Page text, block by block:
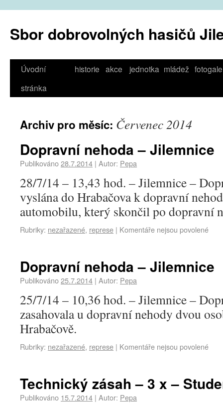
Sbor dobrovolných hasičů
Úvodní
stránka
historie akce jednotka mládež
Archiv pro měsíc: Červenec 2014
Dopravní nehoda – Jilemnice
Publikováno28.7.2014 | Autor: Pepa
28/7/14 – 13,43 hod. – Jilemnice –
vyslána do Hrabačova k dopravní
automobilu, který skončil po dopravní
Rubriky: nezařazené, represe | Komentáře nejsou povolené
Dopravní nehoda – Jilemnice
Publikováno25.7.2014 | Autor: Pepa
25/7/14 – 10,36 hod. – Jilemnice –
zasahovala u dopravní nehody dvou
Hrabačově.
Rubriky: nezařazené, represe | Komentáře nejsou povolené
Technický zásah – 3 x –
Publikováno 15.7.2014 | Autor: Pepa